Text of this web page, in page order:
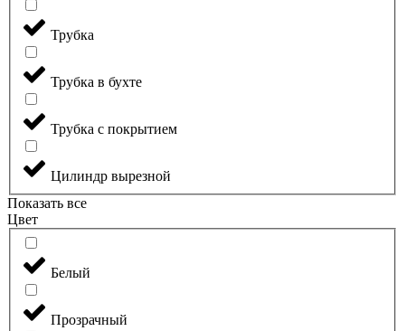
Трубка
Трубка в бухте
Трубка с покрытием
Цилиндр вырезной
Показать все
Цвет
Белый
Прозрачный